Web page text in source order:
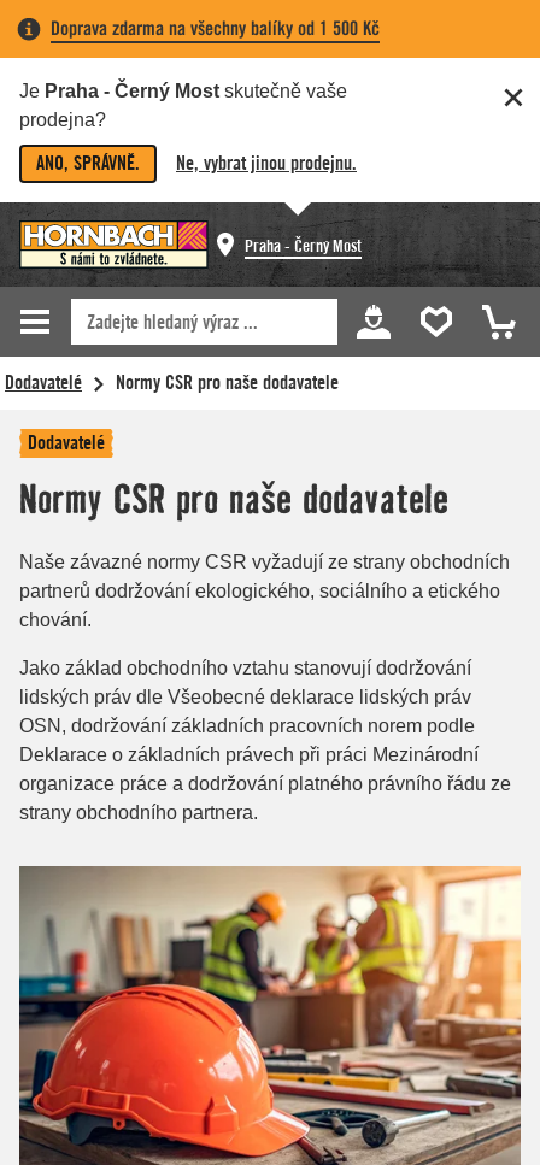
Doprava zdarma na všechny balíky od 1 500 Kč
Je Praha - Černý Most skutečně vaše
prodejna?
ANO, SPRÁVNĚ. Ne, vybrat jinou prodejnu.
Praha - Černý Most